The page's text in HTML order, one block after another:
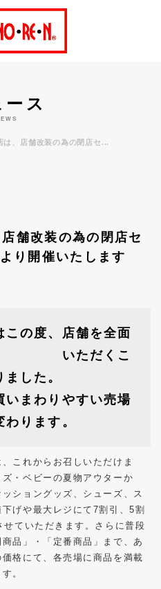
ース
は、店舗改装の為の閉店セ...
舗改装の為の閉店セ
り開催いたします
この度、店舗を全面
いただくこ
ました。
いまわりやすい売場
ります。
これからお召しいただけま
・ベビーの夏物アウターか
ショングッズ、シューズ、ス
げや最大レジにて7割引、5割
ていただきます。さらに普段
品」・「定番商品」まで、あ
格にて、各売場に商品を満載
。